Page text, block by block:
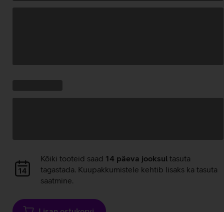
Andmete
laadimine
Kõiki tooteid saad 14 päeva jooksul tasuta
tagastada. Kuupakkumistele kehtib lisaks ka tasuta
saatmine.